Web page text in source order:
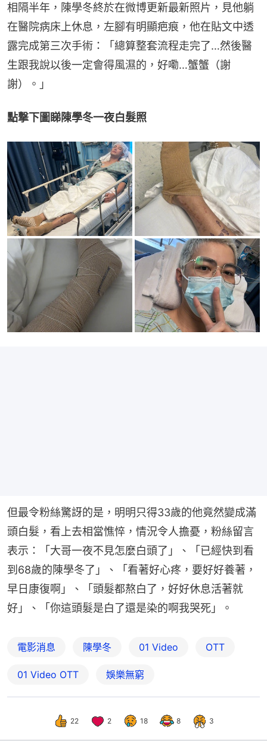
相隔半年，陳學冬終於在微博更新最新照片，見他躺
在醫院病床上休息，左腳有明顯疤痕，他在貼文中透
露完成第三次手術：「總算整套流程走完了…然後醫
生跟我說以後一定會得風濕的，好嘞…蟹蟹（謝
謝）。」
點撃下圖睇陳學冬一夜白髮照
但最令粉絲驚訝的是，明明只得33歲的他竟然變成滿
頭白髮，看上去相當憔悴，情況令人擔憂，粉絲留言
表示：「大哥一夜不見怎麼白頭了」、「已經快到看
到68歲的陳學冬了」、「看著好心疼，要好好養著，
早日康復啊」、「頭髮都熬白了，好好休息活著就
好」、「你這頭髮是白了還是染的啊我哭死」。
電影消息 陳學冬 01 Video OTT
01‌ ‌Video‌ ‌OTT 娛樂無窮
22 2 18 8 3